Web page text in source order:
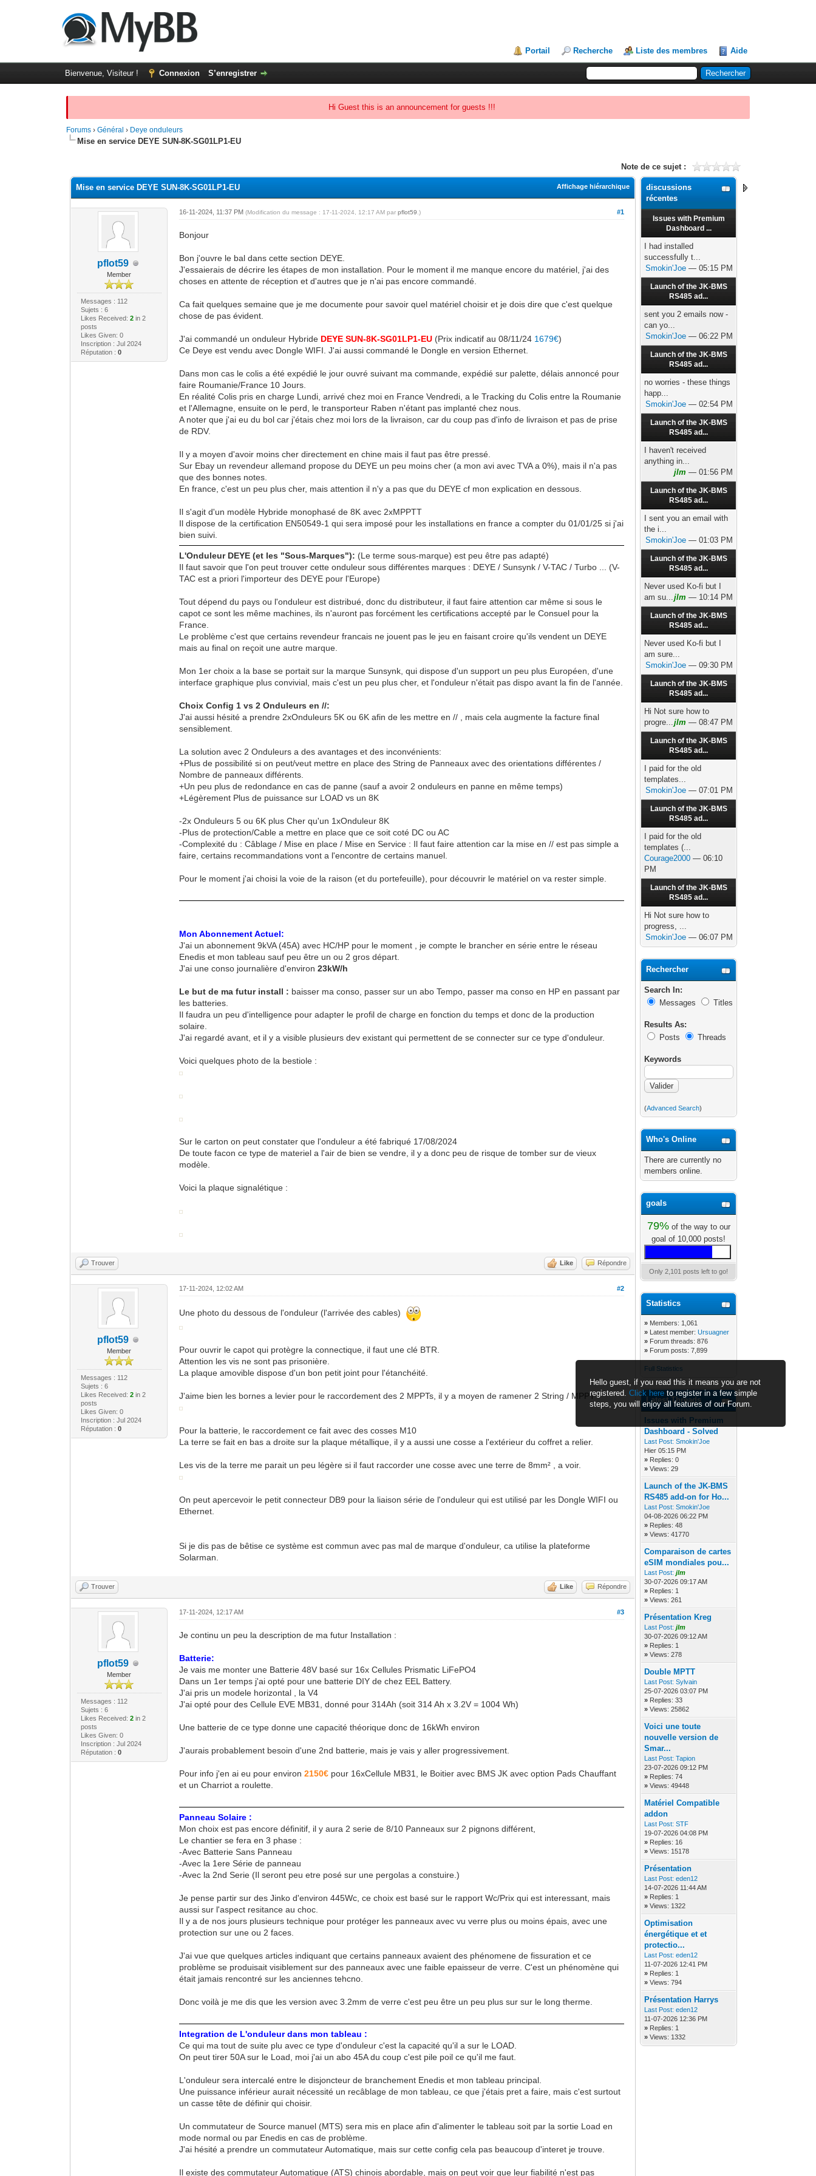
Hello guest, if you read this it means you are not
registered. Click here to register in a few simple
steps, you will enjoy all features of our Forum.
Portail Recherche Liste des membres Aide
Bienvenue, Visiteur ! Connexion S’enregistrer
Hi Guest this is an announcement for guests !!!
Forums ›Général › Deye onduleurs
Mise en service DEYE SUN-8K-SG01LP1-EU
Note de ce sujet :
Affichage hiérarchique
Mise en service DEYE SUN-8K-SG01LP1-EU
pflot59
Member
Messages : 112
Sujets : 6
Likes Received: 2in 2
posts
Likes Given: 0
Inscription : Jul 2024
Réputation : 0
#1
16-11-2024, 11:37 PM (Modification du message : 17-11-2024, 12:17 AM par pflot59 .)
Bonjour
Bon j'ouvre le bal dans cette section DEYE.
J'essaierais de décrire les étapes de mon installation. Pour le moment il me manque encore du matériel, j'ai des
choses en attente de réception et d'autres que je n'ai pas encore commandé.
Ca fait quelques semaine que je me documente pour savoir quel matériel choisir et je dois dire que c'est quelque
chose de pas évident.
J'ai commandé un onduleur Hybride DEYE SUN-8K-SG01LP1-EU(Prix indicatif au 08/11/24 1679€)
Ce Deye est vendu avec Dongle WIFI. J'ai aussi commandé le Dongle en version Ethernet.
Dans mon cas le colis a été expédié le jour ouvré suivant ma commande, expédié sur palette, délais annoncé pour
faire Roumanie/France 10 Jours.
En réalité Colis pris en charge Lundi, arrivé chez moi en France Vendredi, a le Tracking du Colis entre la Roumanie
et l'Allemagne, ensuite on le perd, le transporteur Raben n'étant pas implanté chez nous.
A noter que j'ai eu du bol car j'étais chez moi lors de la livraison, car du coup pas d'info de livraison et pas de prise
de RDV.
Il y a moyen d'avoir moins cher directement en chine mais il faut pas être pressé.
Sur Ebay un revendeur allemand propose du DEYE un peu moins cher (a mon avi avec TVA a 0%), mais il n'a pas
que des bonnes notes.
En france, c'est un peu plus cher, mais attention il n'y a pas que du DEYE cf mon explication en dessous.
Il s'agit d'un modèle Hybride monophasé de 8K avec 2xMPPTT
Il dispose de la certification EN50549-1 qui sera imposé pour les installations en france a compter du 01/01/25 si j'ai
bien suivi.
L'Onduleur DEYE (et les "Sous-Marques"): (Le terme sous-marque) est peu être pas adapté)
Il faut savoir que l'on peut trouver cette onduleur sous différentes marques : DEYE / Sunsynk / V-TAC / Turbo ... (V-
TAC est a priori l'importeur des DEYE pour l'Europe)
Tout dépend du pays ou l'onduleur est distribué, donc du distributeur, il faut faire attention car même si sous le
capot ce sont les même machines, ils n'auront pas forcément les certifications accepté par le Consuel pour la
France.
Le problème c'est que certains revendeur francais ne jouent pas le jeu en faisant croire qu'ils vendent un DEYE
mais au final on reçoit une autre marque.
Mon 1er choix a la base se portait sur la marque Sunsynk, qui dispose d'un support un peu plus Européen, d'une
interface graphique plus convivial, mais c'est un peu plus cher, et l'onduleur n'était pas dispo avant la fin de l'année.
Choix Config 1 vs 2 Onduleurs en //:
J'ai aussi hésité a prendre 2xOnduleurs 5K ou 6K afin de les mettre en // , mais cela augmente la facture final
sensiblement.
La solution avec 2 Onduleurs a des avantages et des inconvénients:
+Plus de possibilité si on peut/veut mettre en place des String de Panneaux avec des orientations différentes /
Nombre de panneaux différents.
+Un peu plus de redondance en cas de panne (sauf a avoir 2 onduleurs en panne en même temps)
+Légèrement Plus de puissance sur LOAD vs un 8K
-2x Onduleurs 5 ou 6K plus Cher qu'un 1xOnduleur 8K
-Plus de protection/Cable a mettre en place que ce soit coté DC ou AC
-Complexité du : Câblage / Mise en place / Mise en Service : Il faut faire attention car la mise en // est pas simple a
faire, certains recommandations vont a l'encontre de certains manuel.
Pour le moment j'ai choisi la voie de la raison (et du portefeuille), pour découvrir le matériel on va rester simple.
Mon Abonnement Actuel:
J'ai un abonnement 9kVA (45A) avec HC/HP pour le moment , je compte le brancher en série entre le réseau
Enedis et mon tableau sauf peu être un ou 2 gros départ.
J'ai une conso journalière d'environ 23kW/h
Le but de ma futur install : baisser ma conso, passer sur un abo Tempo, passer ma conso en HP en passant par
les batteries.
Il faudra un peu d'intelligence pour adapter le profil de charge en fonction du temps et donc de la production
solaire.
J'ai regardé avant, et il y a visible plusieurs dev existant qui permettent de se connecter sur ce type d'onduleur.
Voici quelques photo de la bestiole :
Sur le carton on peut constater que l'onduleur a été fabriqué 17/08/2024
De toute facon ce type de materiel a l'air de bien se vendre, il y a donc peu de risque de tomber sur de vieux
modèle.
Voici la plaque signalétique :
Trouver Like Répondre
pflot59
Member
Messages : 112
Sujets : 6
Likes Received: 2in 2
posts
Likes Given: 0
Inscription : Jul 2024
Réputation : 0
#2
17-11-2024, 12:02 AM
Une photo du dessous de l'onduleur (l'arrivée des cables)
Pour ouvrir le capot qui protègre la connectique, il faut une clé BTR.
Attention les vis ne sont pas prisonière.
La plaque amovible dispose d'un bon petit joint pour l'étanchéité.
J'aime bien les bornes a levier pour le raccordement des 2 MPPTs, il y a moyen de ramener 2 String / MPPT
Pour la batterie, le raccordement ce fait avec des cosses M10
La terre se fait en bas a droite sur la plaque métallique, il y a aussi une cosse a l'extérieur du coffret a relier.
Les vis de la terre me parait un peu légère si il faut raccorder une cosse avec une terre de 8mm² , a voir.
On peut apercevoir le petit connecteur DB9 pour la liaison série de l'onduleur qui est utilisé par les Dongle WIFI ou
Ethernet.
Si je dis pas de bêtise ce système est commun avec pas mal de marque d'onduleur, ca utilise la plateforme
Solarman.
Trouver Like Répondre
pflot59
Member
Messages : 112
Sujets : 6
Likes Received: 2in 2
posts
Likes Given: 0
Inscription : Jul 2024
Réputation : 0
#3
17-11-2024, 12:17 AM
Je continu un peu la description de ma futur Installation :
Batterie:
Je vais me monter une Batterie 48V basé sur 16x Cellules Prismatic LiFePO4
Dans un 1er temps j'ai opté pour une batterie DIY de chez EEL Battery.
J'ai pris un modele horizontal , la V4
J'ai opté pour des Cellule EVE MB31, donné pour 314Ah (soit 314 Ah x 3.2V = 1004 Wh)
Une batterie de ce type donne une capacité théorique donc de 16kWh environ
J'aurais probablement besoin d'une 2nd batterie, mais je vais y aller progressivement.
Pour info j'en ai eu pour environ 2150€pour 16xCellule MB31, le Boitier avec BMS JK avec option Pads Chauffant
et un Charriot a roulette.
Panneau Solaire :
Mon choix est pas encore définitif, il y aura 2 serie de 8/10 Panneaux sur 2 pignons différent,
Le chantier se fera en 3 phase :
-Avec Batterie Sans Panneau
-Avec la 1ere Série de panneau
-Avec la 2nd Serie (Il seront peu etre posé sur une pergolas a constuire.)
Je pense partir sur des Jinko d'environ 445Wc, ce choix est basé sur le rapport Wc/Prix qui est interessant, mais
aussi sur l'aspect resitance au choc.
Il y a de nos jours plusieurs technique pour protéger les panneaux avec vu verre plus ou moins épais, avec une
protection sur une ou 2 faces.
J'ai vue que quelques articles indiquant que certains panneaux avaient des phénomene de fissuration et ce
problème se produisait visiblement sur des panneaux avec une faible epaisseur de verre. C'est un phénomène qui
était jamais rencontré sur les anciennes tehcno.
Donc voilà je me dis que les version avec 3.2mm de verre c'est peu être un peu plus sur sur le long therme.
Integration de L'onduleur dans mon tableau :
Ce qui ma tout de suite plu avec ce type d'onduleur c'est la capacité qu'il a sur le LOAD.
On peut tirer 50A sur le Load, moi j'ai un abo 45A du coup c'est pile poil ce qu'il me faut.
L'onduleur sera intercalé entre le disjoncteur de branchement Enedis et mon tableau principal.
Une puissance inférieur aurait nécessité un recâblage de mon tableau, ce que j'étais pret a faire, mais c'est surtout
un casse tête de définir qui choisir.
Un commutateur de Source manuel (MTS) sera mis en place afin d'alimenter le tableau soit par la sortie Load en
mode normal ou par Enedis en cas de problème.
J'ai hésité a prendre un commutateur Automatique, mais sur cette config cela pas beaucoup d'interet je trouve.
Il existe des commutateur Automatique (ATS) chinois abordable, mais on peut voir que leur fiabilité n'est pas
discussions
récentes
Issues with Premium
Dashboard ...
I had installed
successfully t...
Smokin'Joe — 05:15 PM
Launch of the JK-BMS
RS485 ad...
sent you 2 emails now -
can yo...
Smokin'Joe — 06:22 PM
Launch of the JK-BMS
RS485 ad...
no worries - these things
happ...
Smokin'Joe — 02:54 PM
Launch of the JK-BMS
RS485 ad...
I haven't received
anything in...
jlm — 01:56 PM
Launch of the JK-BMS
RS485 ad...
I sent you an email with
the i...
Smokin'Joe — 01:03 PM
Launch of the JK-BMS
RS485 ad...
Never used Ko-fi but I
am su...jlm — 10:14 PM
Launch of the JK-BMS
RS485 ad...
Never used Ko-fi but I
am sure...
Smokin'Joe — 09:30 PM
Launch of the JK-BMS
RS485 ad...
Hi Not sure how to
progre...jlm — 08:47 PM
Launch of the JK-BMS
RS485 ad...
I paid for the old
templates...
Smokin'Joe — 07:01 PM
Launch of the JK-BMS
RS485 ad...
I paid for the old
templates (...
Courage2000 — 06:10
PM
Launch of the JK-BMS
RS485 ad...
Hi Not sure how to
progress, ...
Smokin'Joe — 06:07 PM
Rechercher
Search In:
Messages
Titles
Results As:
Posts
Threads
Keywords
(Advanced Search)
Who's Online
There are currently no
members online.
goals
79%of the way to our
goal of 10,000 posts!
Only 2,101 posts left to go!
Statistics
» Members: 1,061
» Latest member:Ursuagner
» Forum threads: 876
» Forum posts: 7,899
Full Statistics
Latest Threads
Issues with Premium
Dashboard - Solved
Last Post: Smokin'Joe
Hier 05:15 PM
» Replies: 0
»Views: 29
Launch of the JK-BMS
RS485 add-on for Ho...
Last Post: Smokin'Joe
04-08-2026 06:22 PM
» Replies: 48
»Views: 41770
Comparaison de cartes
eSIM mondiales pou...
Last Post: jlm
30-07-2026 09:17 AM
» Replies: 1
»Views: 261
Présentation Kreg
Last Post: jlm
30-07-2026 09:12 AM
» Replies: 1
»Views: 278
Double MPTT
Last Post: Sylvain
25-07-2026 03:07 PM
» Replies: 33
»Views: 25862
Voici une toute
nouvelle version de
Smar...
Last Post: Tapion
23-07-2026 09:12 PM
» Replies: 74
»Views: 49448
Matériel Compatible
addon
Last Post: STF
19-07-2026 04:08 PM
» Replies: 16
»Views: 15178
Présentation
Last Post: eden12
14-07-2026 11:44 AM
» Replies: 1
»Views: 1322
Optimisation
énergétique et et
protectio...
Last Post: eden12
11-07-2026 12:41 PM
» Replies: 1
»Views: 794
Présentation Harrys
Last Post: eden12
11-07-2026 12:36 PM
» Replies: 1
»Views: 1332